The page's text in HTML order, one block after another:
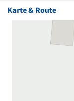
Karte & Route